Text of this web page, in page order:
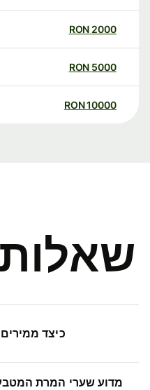
2000
RON
5000
RON
10000
RON
שאלות
כיצד ממירים
מדוע שערי המרת המטבע